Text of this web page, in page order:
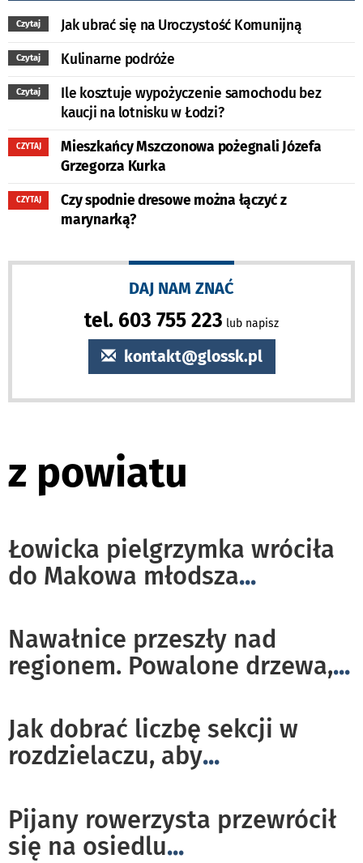
Czytaj Jak ubrać się na Uroczystość Komunijną
Czytaj Kulinarne podróże
Czytaj
Ile kosztuje wypożyczenie samochodu bez
kaucji na lotnisku w Łodzi?
CZYTAJ
Mieszkańcy Mszczonowa pożegnali Józefa
Grzegorza Kurka
CZYTAJ
Czy spodnie dresowe można łączyć z
marynarką?
DAJ NAM ZNAĆ
tel. 603 755 223 lub napisz
kontakt@glossk.pl
z powiatu
Łowicka pielgrzymka wróciła
do Makowa młodsza...
Nawałnice przeszły nad
regionem. Powalone drzewa,...
Jak dobrać liczbę sekcji w
rozdzielaczu, aby...
Pijany rowerzysta przewrócił
się na osiedlu...